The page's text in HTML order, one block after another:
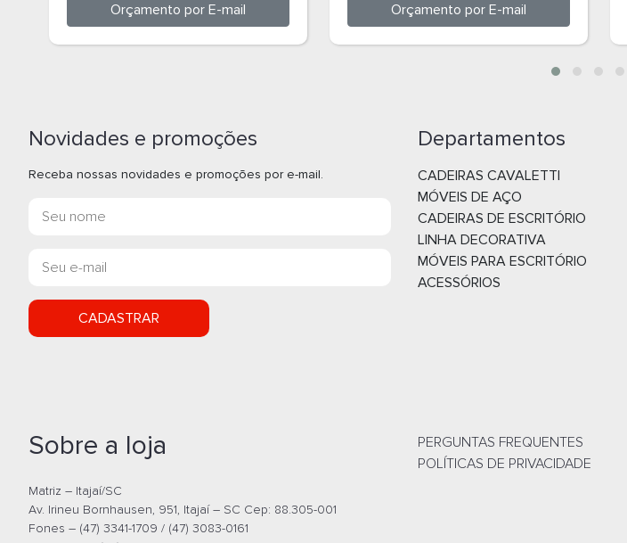
Orçamento porE-mail Orçamento porE-mail
Novidades e promoções
Receba nossas novidades e promoções por e-mail.
CADASTRAR
Departamentos
CADEIRAS CAVALETTI
MÓVEIS DE AÇO
CADEIRAS DE ESCRITÓRIO
LINHA DECORATIVA
MÓVEIS PARA ESCRITÓRIO
ACESSÓRIOS
Sobre a loja
Matriz – Itajaí/SC
Av. Irineu Bornhausen, 951, Itajaí – SC Cep: 88.305-001
Fones – (47) 3341-1709 / (47) 3083-0161
PERGUNTAS FREQUENTES
POLÍTICAS DE PRIVACIDADE